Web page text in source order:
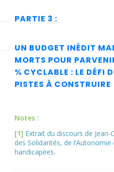
PARTIE 3 :
UN BUDGET INÉDIT
MORTS POUR
% CYCLABLE : LE DÉFI
PISTES À CONSTRUIRE
Notes :
[1] Extrait du discours de
des Solidarités, de
handicapées.